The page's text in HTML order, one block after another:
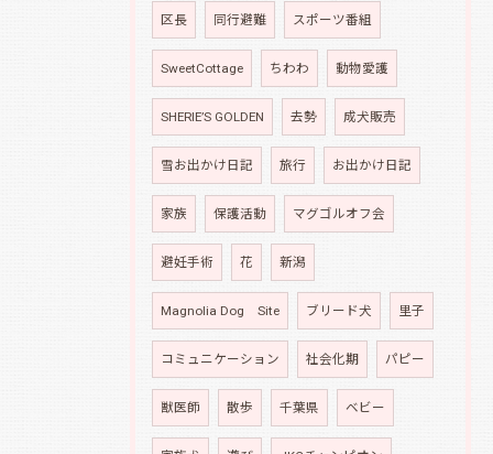
区長 同行避難 スポーツ番組
SweetCottage ちわわ 動物愛護
SHERIE’S GOLDEN 去勢 成犬販売
雪お出かけ日記 旅行 お出かけ日記
家族 保護活動 マグゴルオフ会
避妊手術 花 新潟
Magnolia Dog Site ブリード犬 里子
コミュニケーション 社会化期 パピー
獣医師 散歩 千葉県 ベビー